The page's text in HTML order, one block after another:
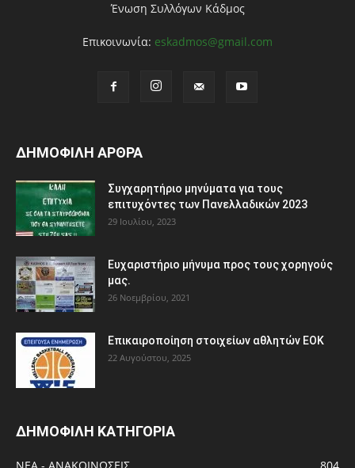
Ένωση Συλλόγων Κάδμος
Επικοινωνία: eskadmos@gmail.com
ΔΗΜΟΦΙΛΗ ΑΡΘΡΑ
Συγχαρητήριο μηνύματα για τους
επιτυχόντες των Πανελλαδικών 2023
29 Ιουλίου, 2023
Ευχαριστήριο μήνυμα προς τους χορηγούς
μας.
26 Νοεμβρίου, 2021
Eπικαιροποίηση στοιχείων αθλητών ΕΟΚ
22 Αυγούστου, 2025
ΔΗΜΟΦΙΛΗ ΚΑΤΗΓΟΡΙΑ